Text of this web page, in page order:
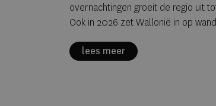
overnachtingen groeit de regio uit
Ook in 2026 zet Wallonië in op
lees meer